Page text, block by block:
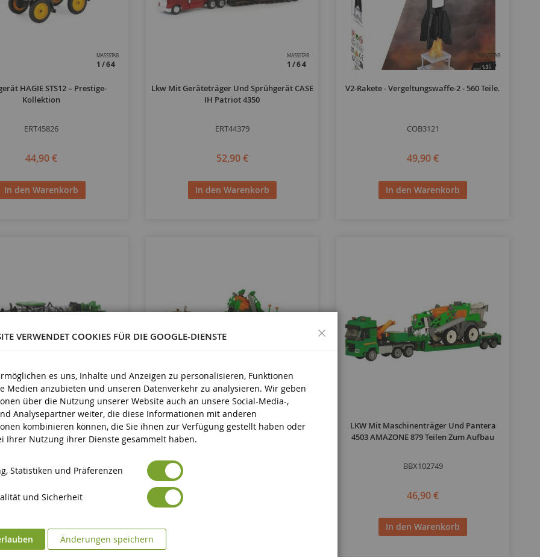
MASSSTAB
1/64
HAGIE STS12 – Prestige-
Kollektion
ERT45826
44,90 €
In den Warenkorb
MASSSTAB
1/64
Lkw Mit Geräteträger Und Sprühgerät CASE
IH Patriot 4350
ERT44379
52,90 €
In den Warenkorb
MASSSTAB
1/35
V2-Rakete - Vergeltungswaffe-2 - 560 Teile.
COB3121
49,90 €
In den Warenkorb
MASSSTAB
1/64
JOHN DEERE 612R
ERT45903
39,90 €
In den Warenkorb
811-Teiliges Konstruktionsspielzeug -
AMAZONE Landmaschinen-Set
LKW Mit Maschinenträger Und Pantera
4503 AMAZONE 879 Teilen Zum Aufbau
BBX102749
46,90 €
In den Warenkorb
VERWENDET COOKIES FÜR DIE GOOGLE-DIENSTE
Schließen
es uns, Inhalte und Anzeigen zu personalisieren, Funktionen
Medien anzubieten und unseren Datenverkehr zu analysieren. Wir geben
über die Nutzung unserer Website auch an unsere Social-Media-,
Analysepartner weiter, die diese Informationen mit anderen
kombinieren können, die Sie ihnen zur Verfügung gestellt haben oder
Ihrer Nutzung ihrer Dienste gesammelt haben.
Statistiken und Präferenzen
und Sicherheit
Änderungen speichern